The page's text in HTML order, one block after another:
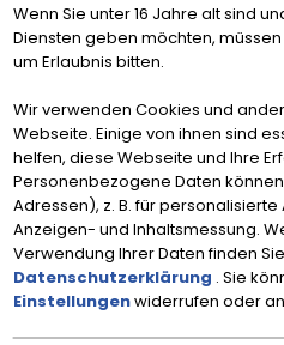
Wenn Sie unter 16 Jahre alt sind
Diensten geben möchten,
um Erlaubnis bitten.
Wir verwenden Cookies und
Webseite. Einige von ihnen sind
helfen, diese Webseite und Ihre
Personenbezogene Daten
Adressen), z. B. für
Anzeigen- und Inhaltsmessung.
Verwendung Ihrer Daten finden
Datenschutzerklärung . Sie
Einstellungenwiderrufen oder